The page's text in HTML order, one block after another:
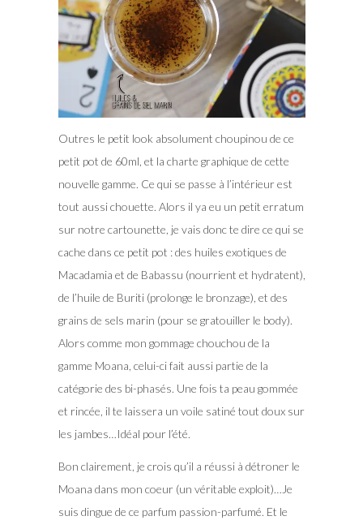
Outres le petit look absolument choupinou de ce
petit pot de 60ml, et la charte graphique de cette
nouvelle gamme. Ce qui se passe à l’intérieur est
tout aussi chouette. Alors il ya eu un petit erratum
sur notre cartounette, je vais donc te dire ce qui se
cache dans ce petit pot : des huiles exotiques de
Macadamia et de Babassu (nourrient et hydratent),
de l’huile de Buriti (prolonge le bronzage), et des
grains de sels marin (pour se gratouiller le body).
Alors comme mon gommage chouchou de la
gamme Moana, celui-ci fait aussi partie de la
catégorie des bi-phasés. Une fois ta peau gommée
et rincée, il te laissera un voile satiné tout doux sur
les jambes…Idéal pour l’été.
Bon clairement, je crois qu’il a réussi à détroner le
Moana dans mon coeur (un véritable exploit)…Je
suis dingue de ce parfum passion-parfumé. Et le